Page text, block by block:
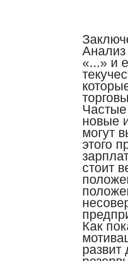
Анализ
«...» и
Частые
новые
могут
этого
стоит
Как
развит